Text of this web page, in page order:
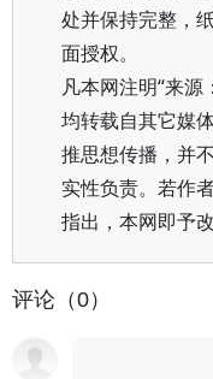
处并保持完整，
面授权。
凡本网注明“来源
均转载自其它媒
推思想传播，并
实性负责。若作
指出，本网即予改
评论（0）